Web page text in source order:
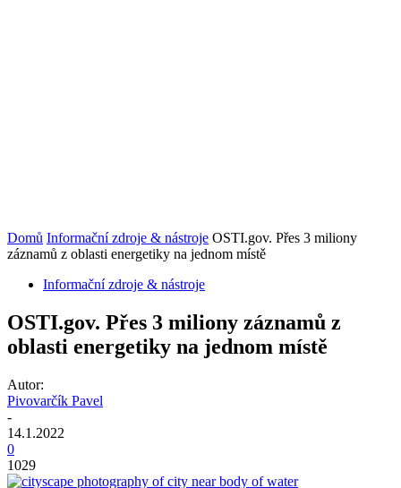
Domů Informační zdroje & nástroje OSTI.gov. Přes 3 miliony
záznamů z oblasti energetiky na jednom místě
Informační zdroje & nástroje
OSTI.gov. Přes 3 miliony záznamů z
oblasti energetiky na jednom místě
Autor:
Pivovarčík Pavel
-
14.1.2022
0
1029